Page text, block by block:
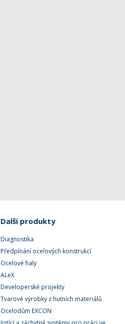
Další produkty
Diagnostika
Předpínání ocelových konstrukcí
Ocelové haly
ALeX
Developerské projekty
Tvarové výrobky z hutních materiálů
Ocelodům EXCON